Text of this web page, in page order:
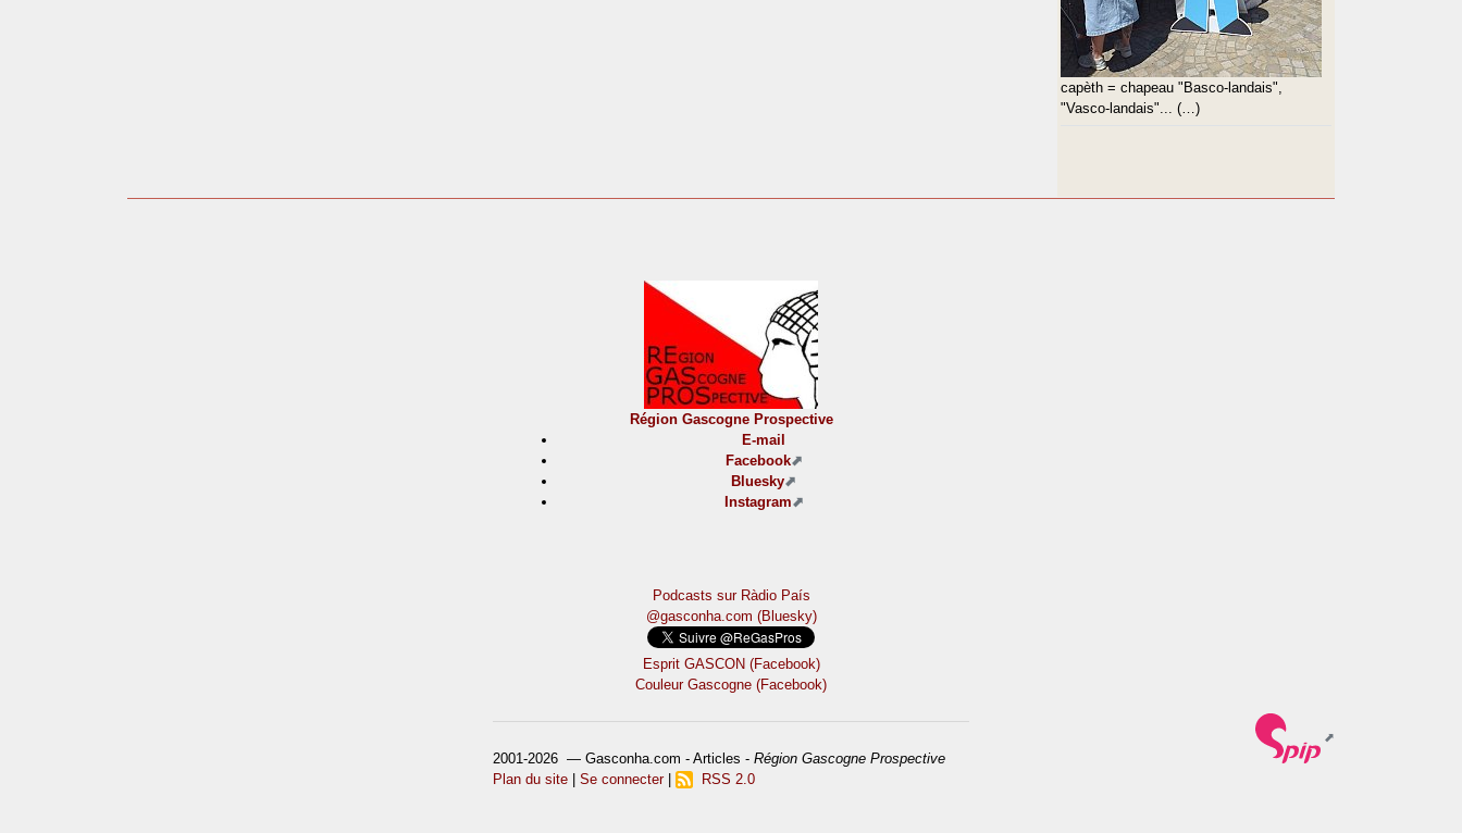
capèth = chapeau "Basco-landais",
"Vasco-landais"... (…)
Région Gascogne Prospective
E-mail
Facebook
Bluesky
Instagram
Podcasts sur Ràdio País
@gasconha.com (Bluesky)
Esprit GASCON (Facebook)
Couleur Gascogne (Facebook)
2001-2026 — Gasconha.com - Articles - Région Gascogne Prospective
Plan du site
Se connecter| RSS 2.0